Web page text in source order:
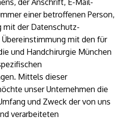
der Anschrift, E-Mail-
einer betroffenen Person,
der Datenschutz-
mit den für
und Handchirurgie München
Mittels dieser
unser Unternehmen die
und Zweck der von uns
verarbeiteten